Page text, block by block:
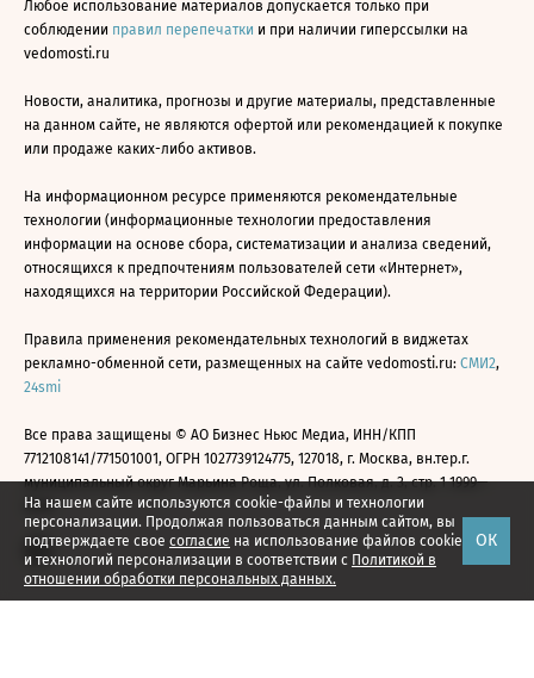
На нашем сайте используются cookie-файлы и технологии
персонализации. Продолжая пользоваться данным сайтом, вы
подтверждаете свое согласие на использование файлов cookie
и технологий персонализации в соответствии с Политикой в
отношении обработки персональных данных.
ОК
Любое использование материалов допускается только при
соблюдении правил перепечатки и при наличии гиперссылки на
vedomosti.ru
Новости, аналитика, прогнозы и другие материалы, представленные
на данном сайте, не являются офертой или рекомендацией к покупке
или продаже каких-либо активов.
На информационном ресурсе применяются рекомендательные
технологии (информационные технологии предоставления
информации на основе сбора, систематизации и анализа сведений,
относящихся к предпочтениям пользователей сети «Интернет»,
находящихся на территории Российской Федерации).
Правила применения рекомендательных технологий в виджетах
рекламно-обменной сети, размещенных на сайте vedomosti.ru: СМИ2,
24smi
Все права защищены © АО Бизнес Ньюс Медиа, ИНН/КПП
7712108141/771501001, ОГРН 1027739124775, 127018, г. Москва, вн.тер.г.
муниципальный округ Марьина Роща, ул. Полковая, д. 3, стр. 1 1999—
2026